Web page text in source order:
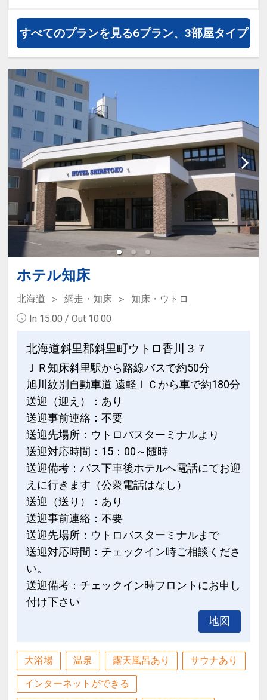
設定期間：2026年4月1日～2027年3月
31日
インターネットコース番号：DP-1-
17391442
知床のネイチャーライフを気兼ねなくお
楽しみください。（一部有料あり）
■極上なサウナ、水風呂、外気浴■
知床の山並みやオホーツク海の風景を切
り取る窓からは、世界でも珍しく冬には
流氷を見渡すことができます。
サウナ室は、流氷をイメージした
【KAKUUNA】と木の洞窟をイメージし
た【UNEUNA】の2種類。
水風呂は水深90ｃｍ。水温は冬はシング
ル、夏はチラーシステムが稼働し身を引
き締める。
屋上スペースにはオホーツクの海と空を
素っ裸で感じられる【UMISORA外気
浴】を用意。天気が良ければ天の川や流
極上のとこのい（知床でのととのい）を
感じることができる。
すべてのプランを見る6プラン、3部屋タイプ
ホテル知床
北海道 網走・知床
知床・ウトロ
In 15:00 / Out 10:00
北海道斜里郡斜里町ウトロ香川３７
ＪＲ知床斜里駅から路線バスで約50分
旭川紋別自動車道 遠軽ＩＣから車で約180分
送迎（迎え）：あり
送迎事前連絡：不要
送迎先場所：ウトロバスターミナルより
送迎対応時間：15：00～随時
送迎備考：バス下車後ホテルへ電話にてお迎
えに行きます（公衆電話はなし）
送迎（送り）：あり
送迎事前連絡：不要
送迎先場所：ウトロバスターミナルまで
送迎対応時間：チェックイン時ご相談くださ
い。
送迎備考：チェックイン時フロントにお申し
付け下さい
地図
大浴場 温泉 露天風呂あり サウナあり
インターネットができる